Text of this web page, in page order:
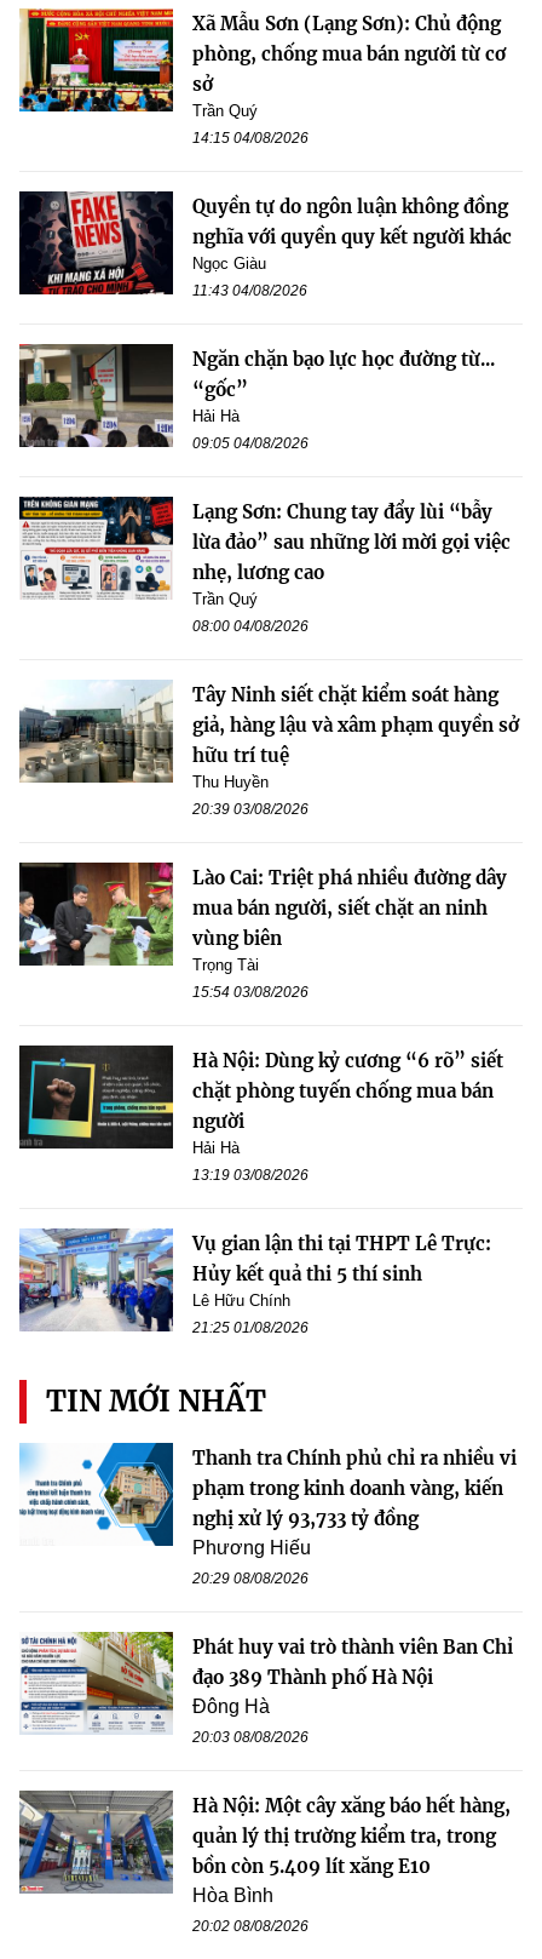
Xã Mẫu Sơn (Lạng Sơn): Chủ động
phòng, chống mua bán người từ cơ
sở
Trần Quý
14:15 04/08/2026
Quyền tự do ngôn luận không đồng
nghĩa với quyền quy kết người khác
Ngọc Giàu
11:43 04/08/2026
Ngăn chặn bạo lực học đường từ...
“gốc”
Hải Hà
09:05 04/08/2026
Lạng Sơn: Chung tay đẩy lùi “bẫy
lừa đảo” sau những lời mời gọi việc
nhẹ, lương cao
Trần Quý
08:00 04/08/2026
Tây Ninh siết chặt kiểm soát hàng
giả, hàng lậu và xâm phạm quyền sở
hữu trí tuệ
Thu Huyền
20:39 03/08/2026
Lào Cai: Triệt phá nhiều đường dây
mua bán người, siết chặt an ninh
vùng biên
Trọng Tài
15:54 03/08/2026
Hà Nội: Dùng kỷ cương “6 rõ” siết
chặt phòng tuyến chống mua bán
người
Hải Hà
13:19 03/08/2026
Vụ gian lận thi tại THPT Lê Trực:
Hủy kết quả thi 5 thí sinh
Lê Hữu Chính
21:25 01/08/2026
TIN MỚI NHẤT
Thanh tra Chính phủ chỉ ra nhiều vi
phạm trong kinh doanh vàng, kiến
nghị xử lý 93,733 tỷ đồng
Phương Hiếu
20:29 08/08/2026
Phát huy vai trò thành viên Ban Chỉ
đạo 389 Thành phố Hà Nội
Đông Hà
20:03 08/08/2026
Hà Nội: Một cây xăng báo hết hàng,
quản lý thị trường kiểm tra, trong
bồn còn 5.409 lít xăng E10
Hòa Bình
20:02 08/08/2026